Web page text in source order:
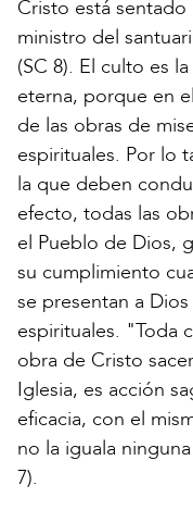
Cristo está
ministro del
(SC 8). El culto es
eterna, porque en
de las obras de
espirituales. Por lo
la que deben
efecto, todas las
el Pueblo de Dios,
su cumplimiento
se presentan a
espirituales. "Toda
obra de Cristo
Iglesia, es acción
eficacia, con el
no la iguala
7).